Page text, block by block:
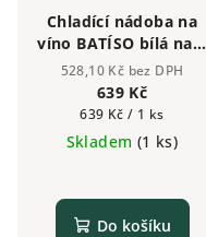
Chladící nádoba na
víno BATÍSO bílá na 5
láhví
528,10 Kč bez DPH
639 Kč
Měrná
cena:
639 Kč / 1 ks
Skladem (1 ks)
Do košíku